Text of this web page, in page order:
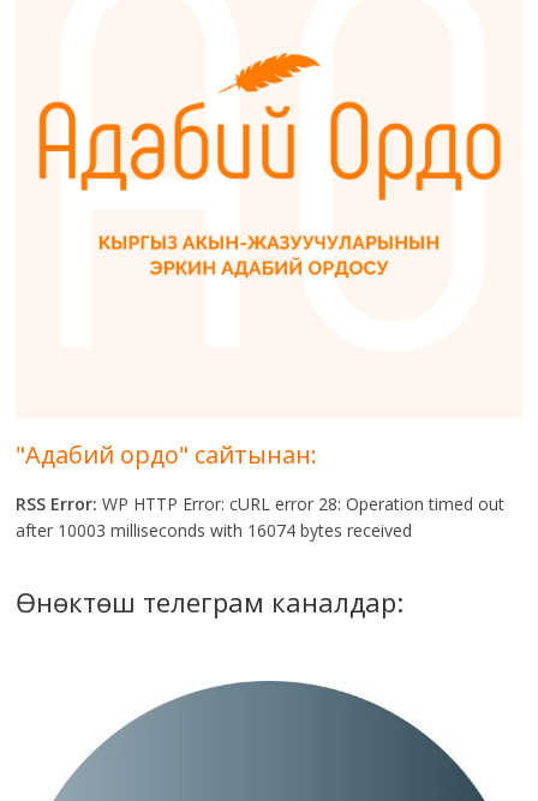
"Адабий ордо" сайтынан:
RSS Error: WP HTTP Error: cURL error 28: Operation timed out
after 10003 milliseconds with 16074 bytes received
Өнөктөш телеграм каналдар: